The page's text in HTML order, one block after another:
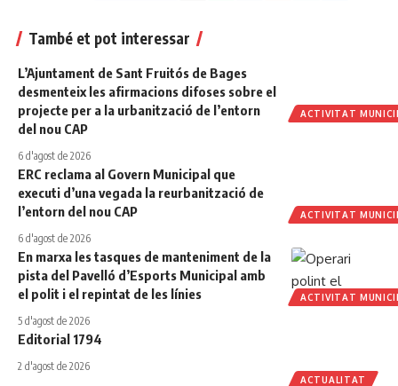
També et pot interessar
ACTIVITAT
L’Ajuntament de Sant Fruitós de Bages
desmenteix les afirmacions difoses sobre el
projecte per a la urbanització de l’entorn
del nou CAP
6 d'agost de 2026
ACTIVITAT
ERC reclama al Govern Municipal que
executi d’una vegada la reurbanització de
l’entorn del nou CAP
6 d'agost de 2026
ACTIVITAT
En marxa les tasques de manteniment de la
pista del Pavelló d’Esports Municipal amb
el polit i el repintat de les línies
5 d'agost de 2026
ACTUALITAT
Editorial 1794
2 d'agost de 2026